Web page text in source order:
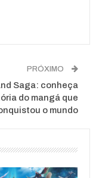
PRÓXIMO
Saga: conheça
do mangá que
o mundo